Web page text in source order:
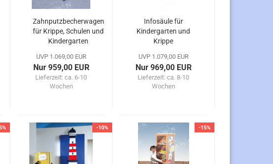
Zahnputzbecherwagen
für Krippe, Schulen und
Kindergarten
UVP 1.069,00 EUR
Nur 959,00 EUR
Lieferzeit:ca. 6-10
Wochen
Infosäule für
Kindergarten und
Krippe
UVP 1.079,00 EUR
Nur 969,00 EUR
Lieferzeit:ca. 8-10
Wochen
-10% -15%